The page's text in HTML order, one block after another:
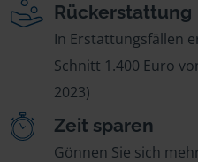
Rückerstattung
In Erstattungsfällen
Schnitt 1.400 Euro
2023)
Zeit sparen
Gönnen Sie sich